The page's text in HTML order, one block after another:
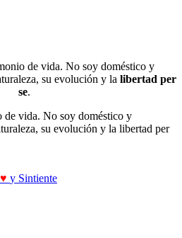
de vida. No soy doméstico y
su evolución y la libertad per
se.
de vida. No soy doméstico y
su evolución y la libertad per
♥ y Sintiente